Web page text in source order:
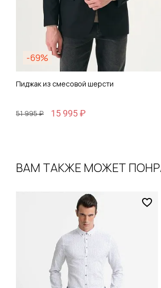
-69%
Пиджак из смесовой шерсти
51 995 ₽ 15 995 ₽
ВАМ ТАКЖЕ МОЖЕТ